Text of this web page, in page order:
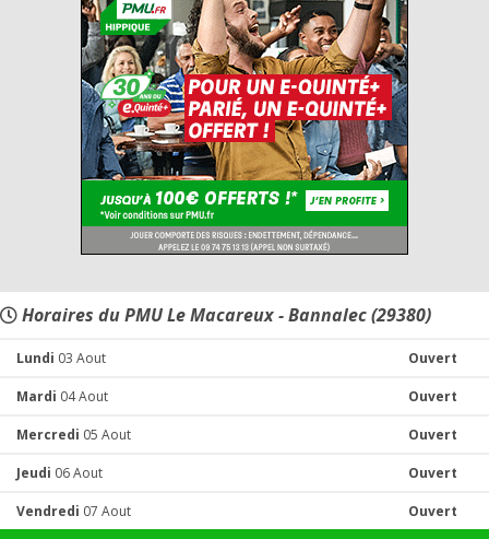
Horaires du PMU Le Macareux - Bannalec (29380)
Lundi 03 Aout Ouvert
Mardi 04 Aout Ouvert
Mercredi 05 Aout Ouvert
Jeudi 06 Aout Ouvert
Vendredi 07 Aout Ouvert